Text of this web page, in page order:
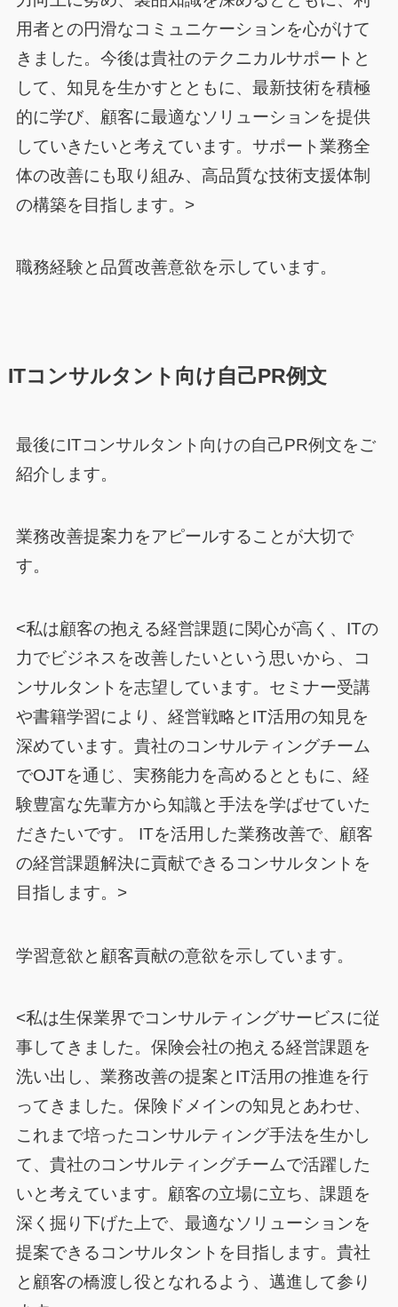
用者との円滑なコミュニケーションを心がけて
きました。今後は貴社のテクニカルサポートと
して、知見を生かすとともに、最新技術を積極
的に学び、顧客に最適なソリューションを提供
していきたいと考えています。サポート業務全
体の改善にも取り組み、高品質な技術支援体制
の構築を目指します。>
職務経験と品質改善意欲を示しています。
ITコンサルタント向け自己PR例文
最後にITコンサルタント向けの自己PR例文をご
紹介します。
業務改善提案力をアピールすることが大切で
す。
<私は顧客の抱える経営課題に関心が高く、ITの
力でビジネスを改善したいという思いから、コ
ンサルタントを志望しています。セミナー受講
や書籍学習により、経営戦略とIT活用の知見を
深めています。貴社のコンサルティングチーム
でOJTを通じ、実務能力を高めるとともに、経
験豊富な先輩方から知識と手法を学ばせていた
だきたいです。 ITを活用した業務改善で、顧客
の経営課題解決に貢献できるコンサルタントを
目指します。>
学習意欲と顧客貢献の意欲を示しています。
<私は生保業界でコンサルティングサービスに従
事してきました。保険会社の抱える経営課題を
洗い出し、業務改善の提案とIT活用の推進を行
ってきました。保険ドメインの知見とあわせ、
これまで培ったコンサルティング手法を生かし
て、貴社のコンサルティングチームで活躍した
いと考えています。顧客の立場に立ち、課題を
深く掘り下げた上で、最適なソリューションを
提案できるコンサルタントを目指します。貴社
と顧客の橋渡し役となれるよう、邁進して参り